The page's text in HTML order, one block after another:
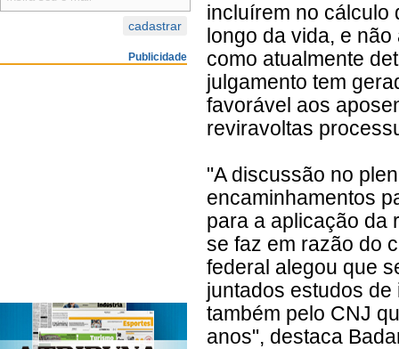
Publicidade
incluírem no cálculo
longo da vida, e
como atualmente
julgamento tem
favorável aos
reviravoltas
"A discussão no
encaminhamentos
para a aplicação da
se faz em razão do
federal alegou que
juntados estudos
também pelo CNJ
anos", destaca